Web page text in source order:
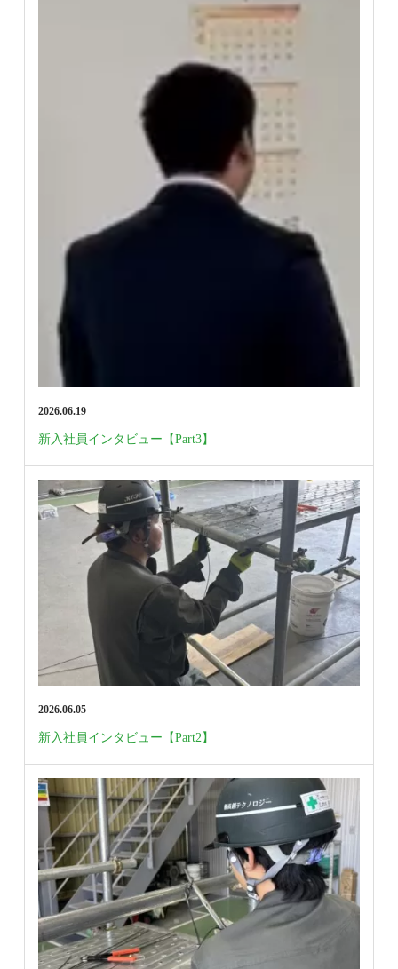
2026.06.19
新入社員インタビュー【Part3】
2026.06.05
新入社員インタビュー【Part2】